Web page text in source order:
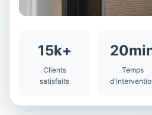
15k+
Clients
satisfaits
Temps